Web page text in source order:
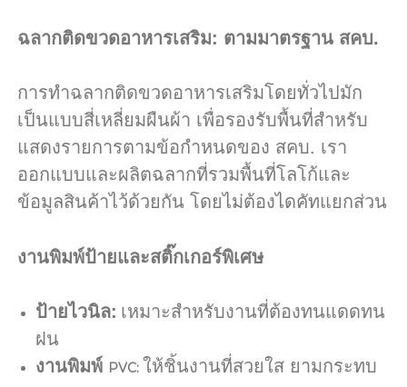
ฉลากติดขวดอาหารเสริม: ตามมาตรฐาน สคบ.
การทำฉลากติดขวดอาหารเสริมโดยทั่วไปมัก
เป็นแบบสี่เหลี่ยมผืนผ้า เพื่อรองรับพื้นที่สำหรับ
แสดงรายการตามข้อกำหนดของ สคบ. เรา
ออกแบบและผลิตฉลากที่รวมพื้นที่โลโก้และ
ข้อมูลสินค้าไว้ด้วยกัน โดยไม่ต้องไดคัทแยกส่วน
งานพิมพ์ป้ายและสติ๊กเกอร์พิเศษ
ป้ายไวนิล: เหมาะสำหรับงานที่ต้องทนแดดทน
ฝน
งานพิมพ์ PVC: ให้ชิ้นงานที่สวยใส ยามกระทบ